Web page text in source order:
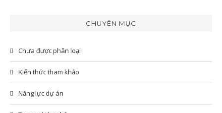
CHUYÊN MỤC
Chưa được phân loại
Kiến thức tham khảo
Năng lực dự án